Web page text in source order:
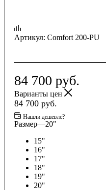
Артикул: Comfort 200-PU
84 700 руб.
Варианты цен
84 700 руб.
Нашли дешевле?
Размер—20"
15"
16"
17"
18"
19"
20"